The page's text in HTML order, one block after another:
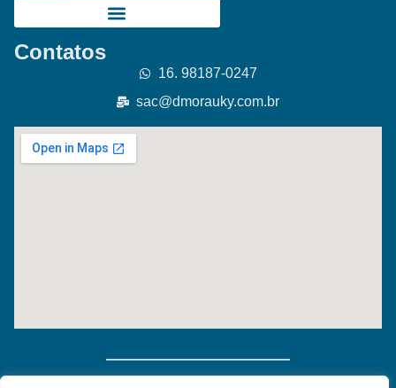
Contatos
16. 98187-0247
sac@dmorauky.com.br